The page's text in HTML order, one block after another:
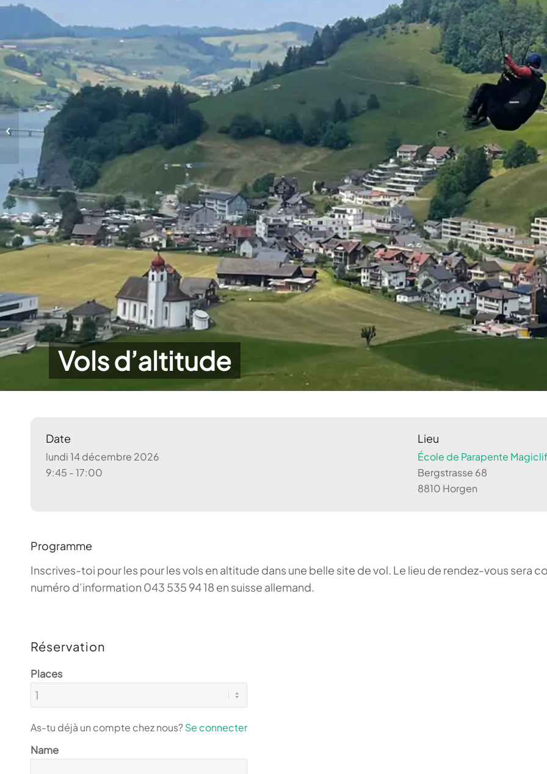
Vols d’altitude
Date
lundi 14 décembre 2026
9:45 - 17:00
Lieu
École de Parapente
Bergstrasse 68
8810 Horgen
Programme
Inscrives-toi pour les pour les vols en altitude dans une belle site de vol. Le lieu de rendez-vous sera
numéro d’information 043 535 94 18 en suisse allemand.
Réservation
Places
As-tu déjà un compte chez nous?Se connecter
Name
Vols d’altitude